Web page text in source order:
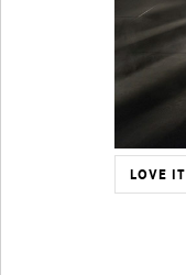
LOVE IT